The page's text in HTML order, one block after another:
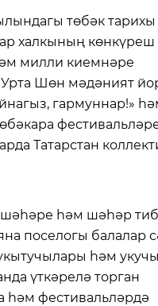
төбәк тарихы
халкының көнкүреш
милли киемнәре
Урта Шөн мәдәният
гармуннар!»
Татарстан
һәм шәһәр
поселогы балалар
һәм
үткәрелә торган
һәм фестивальләрдә